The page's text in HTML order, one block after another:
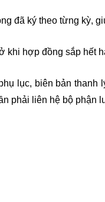
đã ký theo từng kỳ,
khi hợp đồng sắp hết
lục, biên bản
phải liên hệ bộ phận